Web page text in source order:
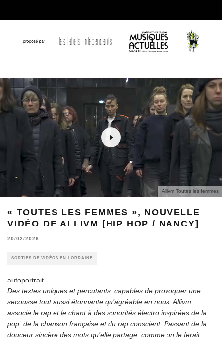
Allivm Toutes les femmes
« TOUTES LES FEMMES », NOUVELLE
VIDÉO DE ALLIVM [HIP HOP / NANCY]
20/02/2026
SORTIES DE VIDÉOS EN LORRAINE
autoportrait
Des textes uniques et percutants, capables de provoquer une
secousse tout aussi étonnante qu’agréable en nous, Allivm
associe le rap et le chant à des sonorités électro inspirées de la
pop, de la chanson française et du rap conscient. Passant de la
douceur sincère des mots qu’elle partage, comme on le ferait